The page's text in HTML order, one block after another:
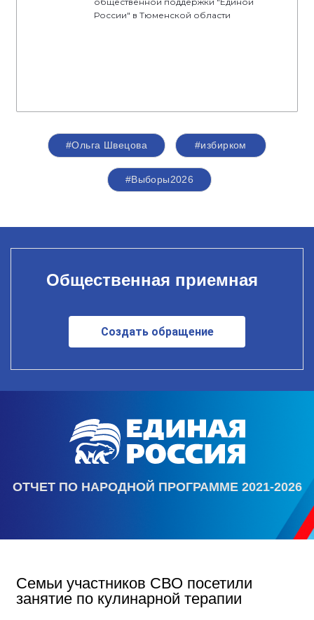
России" в Тюменской области
#Ольга Швецова #избирком
#Выборы2026
Общественная приемная
Создать обращение
ОТЧЕТ ПО НАРОДНОЙ ПРОГРАММЕ 2021-2026
Семьи участников СВО посетили
занятие по кулинарной терапии